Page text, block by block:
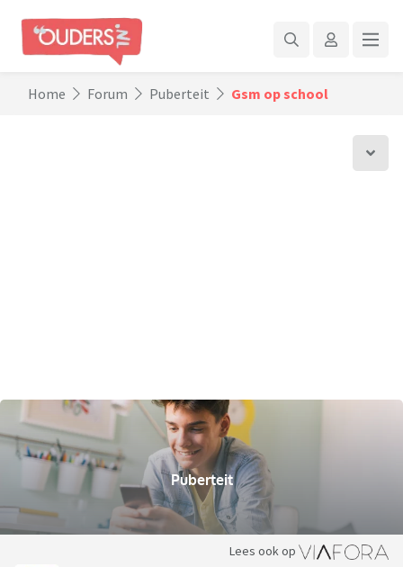
Home Forum Puberteit Gsm op school
Puberteit
Lees ook op